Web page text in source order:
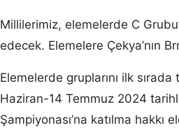
Millilerimiz, elemelerde C
edecek. Elemelere Çekya’nın
Elemelerde gruplarını ilk
Haziran-14 Temmuz 2024
Şampiyonası’na katılma hakkı